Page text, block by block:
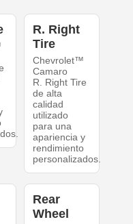
R. Right
Tire
Chevrolet™
Camaro
R. Right Tire
de alta
calidad
utilizado
para una
apariencia y
rendimiento
personalizados.
Rear
Wheel